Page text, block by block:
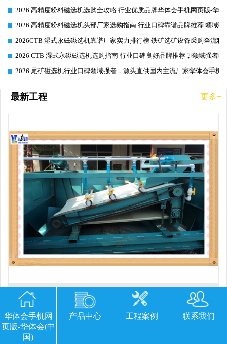
2026-06-26
2026 高精度粉料磁选机选购全攻略 行业优质品牌华体会手机网页版-华
2026-06-26
2026 高精度粉料磁选机头部厂家选购指南 行业口碑靠谱品牌推荐 领域
2026-06-25
2026CTB 湿式永磁磁选机靠谱厂家实力排行榜 铁矿选矿设备采购全流程
2026-06-25
2026 CTB 湿式永磁磁选机选购指南|行业口碑良好品牌推荐，领域强者
2026-06-25
2026 尾矿磁选机行业口碑领域强者，源头直供国内主流厂家华体会手机
最新工程 更多+
平板磁选机胶带那里有
欢迎您留下宝贵的意见或建议
华体会手机网
页版-华体会(中
国)
产品中心 工程案例 联系我们